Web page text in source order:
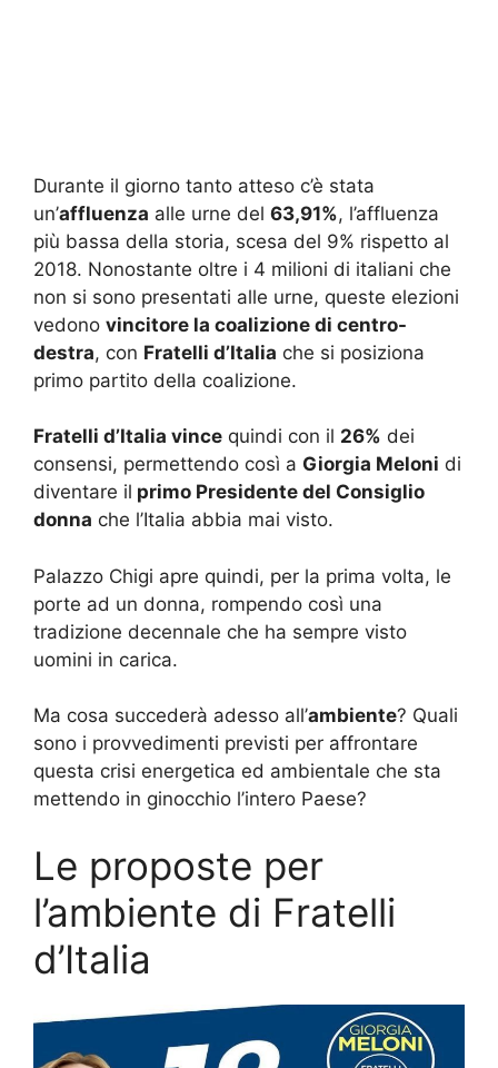
Durante il giorno tanto atteso c’è stata
un’affluenza alle urne del 63,91%, l’affluenza
più bassa della storia, scesa del 9% rispetto al
2018. Nonostante oltre i 4 milioni di italiani che
non si sono presentati alle urne, queste elezioni
vedono vincitore la coalizione di centro-
destra, con Fratelli d’Italia che si posiziona
primo partito della coalizione.
Fratelli d’Italia vince quindi con il 26% dei
consensi, permettendo così a Giorgia Meloni di
diventare il primo Presidente del Consiglio
donna che l’Italia abbia mai visto.
Palazzo Chigi apre quindi, per la prima volta, le
porte ad un donna, rompendo così una
tradizione decennale che ha sempre visto
uomini in carica.
Ma cosa succederà adesso all’ambiente? Quali
sono i provvedimenti previsti per affrontare
questa crisi energetica ed ambientale che sta
mettendo in ginocchio l’intero Paese?
Le proposte per
l’ambiente di Fratelli
d’Italia